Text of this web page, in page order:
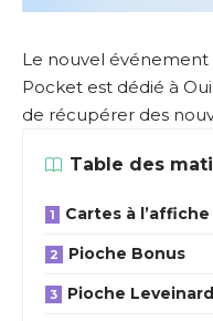
Le nouvel
Pocket est dédié à
de récupérer des
Table des
Cartes à l’affiche
Pioche Bonus
Pioche Leveinard